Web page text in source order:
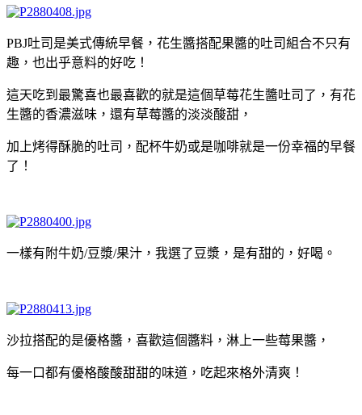
PBJ吐司是美式傳統早餐，花生醬搭配果醬的吐司組合不只有
趣，也出乎意料的好吃！
這天吃到最驚喜也最喜歡的就是這個草莓花生醬吐司了，有花
生醬的香濃滋味，還有草莓醬的淡淡酸甜，
加上烤得酥脆的吐司，配杯牛奶或是咖啡就是一份幸福的早餐
了！
一樣有附牛奶/豆漿/果汁，我選了豆漿，是有甜的，好喝。
沙拉搭配的是優格醬，喜歡這個醬料，淋上一些莓果醬，
每一口都有優格酸酸甜甜的味道，吃起來格外清爽！